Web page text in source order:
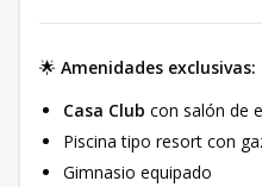
🌟 Amenidades exclusivas:
Casa Club con salón de
Piscina tipo resort con
Gimnasio equipado